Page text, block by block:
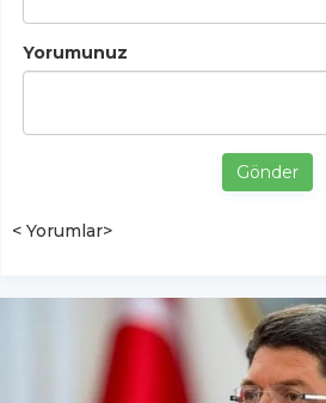
Yorumunuz
Gönder
< Yorumlar>